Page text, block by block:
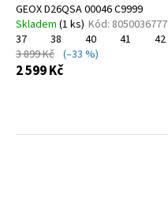
GEOX D26QSA 00046 C9999
Skladem (1 ks) Kód:
37
38 40 41
42
3 899 Kč (–33 %)
2 599 Kč